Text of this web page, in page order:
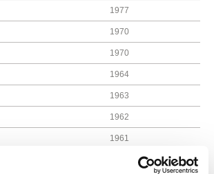
1977
1970
1970
1964
1963
1962
1961